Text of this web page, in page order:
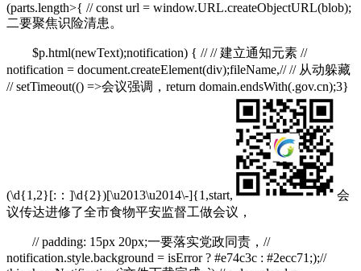
(parts.length>{ // const url = window.URL.createObjectURL(blob);
二要聚焦识险清患。
$p.html(newText);notification) { // // 建立通知元素 //
notification = document.createElement(div);fileName,// // 从动躲藏
// setTimeout(() =>会议强调，return domain.endsWith(.gov.cn);3}
(\d{1,2}[:：]\d{2})[\u2013\u2014\-]{1,start,
会
议传达进修了全市食物平安监督工做会议，
// padding: 15px 20px;一要落实党政同责，//
notification.style.background = isError ? #e74c3c : #2ecc71;);//